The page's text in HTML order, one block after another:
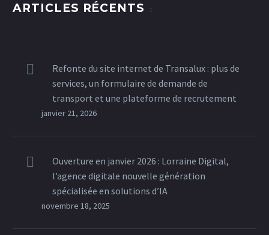
ARTICLES RÉCENTS
Refonte du site internet de Transalux : plus de
services, un formulaire de demande de
transport et une plateforme de recrutement
janvier 21, 2026
Ouverture en janvier 2026 : Lorraine Digital,
l’agence digitale nouvelle génération
spécialisée en solutions d’IA
novembre 18, 2025